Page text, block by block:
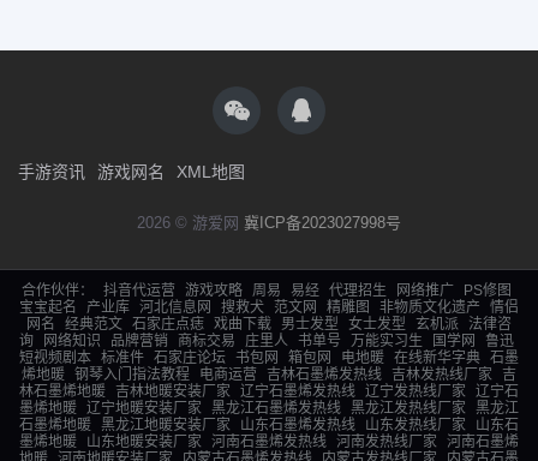
手游资讯 游戏网名 XML地图
2026 © 游爱网 冀ICP备2023027998号
合作伙伴： 抖音代运营 游戏攻略 周易 易经 代理招生 网络推广
PS修图
宝宝起名
产业库 河北信息网 搜救犬 范文网 精雕图 非物质文化遗产
情侣
网名
经典范文 石家庄点痣 戏曲下载 男士发型 女士发型 玄机派
法律咨
询
网络知识 品牌营销 商标交易 庄里人 书单号 万能实习生 国学网
鲁迅
短视频剧本 标准件 石家庄论坛 书包网 箱包网 电地暖 在线新华字典 石墨
烯地暖 钢琴入门指法教程 电商运营 吉林石墨烯发热线 吉林发热线厂家
吉
林石墨烯地暖
吉林地暖安装厂家 辽宁石墨烯发热线 辽宁发热线厂家
辽宁石
墨烯地暖 辽宁地暖安装厂家 黑龙江石墨烯发热线 黑龙江发热线厂家
黑龙江
石墨烯地暖 黑龙江地暖安装厂家 山东石墨烯发热线 山东发热线厂家
山东石
墨烯地暖
山东地暖安装厂家 河南石墨烯发热线 河南发热线厂家
河南石墨烯